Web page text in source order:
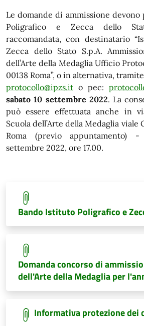
Le domande di ammissione devono
Poligrafico e Zecca dello
raccomandata, con destinatario
Zecca dello Stato S.p.A.
dell’Arte della Medaglia Ufficio
00138 Roma”, o in alternativa,
protocollo@ipzs.it o pec:
sabato 10 settembre 2022. La
può essere effettuata anche in
Scuola dell’Arte della Medaglia viale
Roma (previo
settembre 2022, ore 17.00.
Bando Istituto Poligrafico e
Domanda concorso di
dell'Arte della Medaglia per
Informativa protezione dei